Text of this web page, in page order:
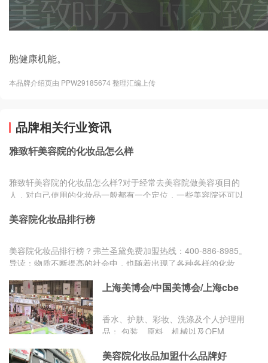
胞健康机能。
本品牌介绍页由 PPW29185674 整理汇编上传
品牌相关行业资讯
雅致轩美容院的化妆品怎么样
雅致轩美容院的化妆品怎么样?对于经常去美容院做美容项目的
人，对自己使用的化妆品一般都有一个定位，一些美容院还可以
么对于美容院提供的化妆品，到底会不会好，一些消费者会发现
美容院十大品牌雅致轩美容院,15年成功运营,15年好口碑,真正靠
口碑做起来的功效产品。美容院的化妆品根据采购渠道
美容院化妆品排行榜
美容院化妆品排行榜？弗兰圣黛免费加盟热线：400-886-8985。
导读：物质不断提高的社会中，也随着出现了各种各样的化妆
解一下美容院化妆品排行榜：上海美博会/中国美博会/上海cbe
香水、护肤、彩妆、洗涤及个人护理用
品； 包装、原料、机械以及OEM、
品、美体产品及仪器；水疗SPA产品及
美容院化妆品加盟什么品牌好